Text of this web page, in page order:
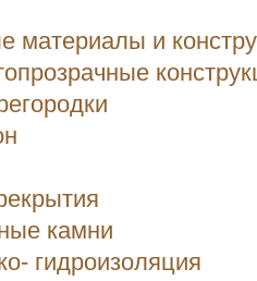
материалы и
камни
гидроизоляция